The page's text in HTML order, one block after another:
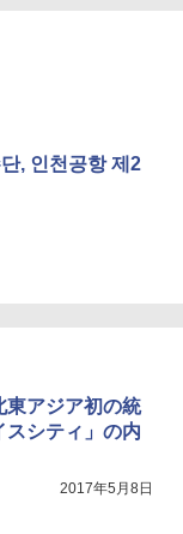
ン 山善] 傘みたいに
ン 山善] 傘みたいに
テント キューブワ
グ フルクローズ メ
ップアップテント P
ンプ・アウトドア・
急時用 日本国内発
ト 透けない【換気
UVカット 防水 防災
ルー)
, 인천공항 제2
東アジア初の統
スシティ」の内
2017年5月8日